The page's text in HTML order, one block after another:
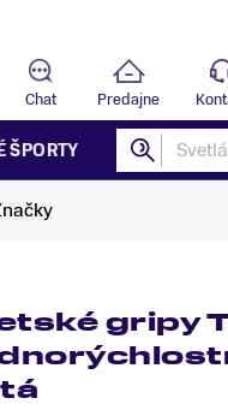
Chat Predajne
ŠPORTY
gripy